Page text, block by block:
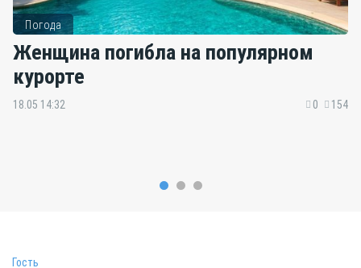
Погода
Женщина погибла на популярном
курорте
18.05 14:32 0 154
Гость